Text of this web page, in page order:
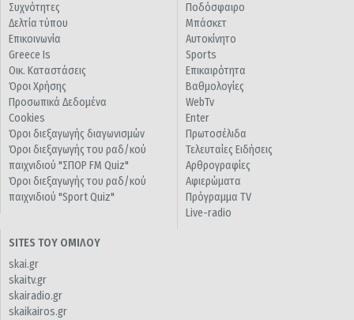
Συχνότητες
Δελτία τύπου
Επικοινωνία
Greece Is
Οικ. Καταστάσεις
Όροι Χρήσης
Προσωπικά Δεδομένα
Cookies
Όροι διεξαγωγής διαγωνισμών
Όροι διεξαγωγής του ραδ/κού
παιχνιδιού "ΣΠΟΡ FM Quiz"
Όροι διεξαγωγής του ραδ/κού
παιχνιδιού "Sport Quiz"
Ποδόσφαιρο
Μπάσκετ
Αυτοκίνητο
Sports
Επικαιρότητα
Βαθμολογίες
WebTv
Enter
Πρωτοσέλιδα
Τελευταίες Ειδήσεις
Αρθρογραφίες
Αφιερώματα
Πρόγραμμα TV
Live-radio
SITES ΤΟΥ ΟΜΙΛΟΥ
skai.gr
skaitv.gr
skairadio.gr
skaikairos.gr